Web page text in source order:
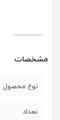
--------------------
مشخصات
نوع محصول
تعداد